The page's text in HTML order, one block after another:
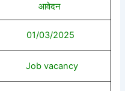
आवेदन
01/03/2025
Job vacancy